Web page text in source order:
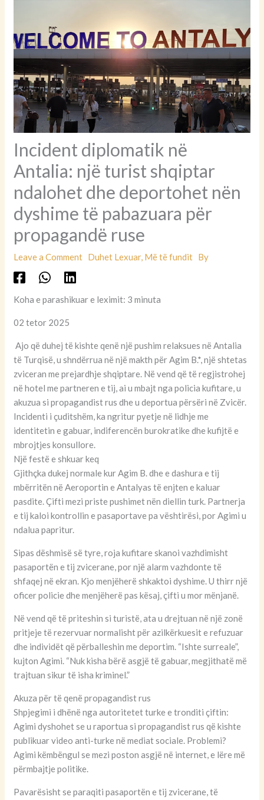
Incident diplomatik në
Antalia: një turist shqiptar
ndalohet dhe deportohet nën
dyshime të pabazuara për
propagandë ruse
Leave a Comment Duhet Lexuar, Më të fundit By
Koha e parashikuar e leximit: 3 minuta
02 tetor 2025
Ajo që duhej të kishte qenë një pushim relaksues në Antalia
të Turqisë, u shndërrua në një makth për Agim B.*, një shtetas
zviceran me prejardhje shqiptare. Në vend që të regjistrohej
në hotel me partneren e tij, ai u mbajt nga policia kufitare, u
akuzua si propagandist rus dhe u deportua përsëri në Zvicër.
Incidenti i çuditshëm, ka ngritur pyetje në lidhje me
identitetin e gabuar, indiferencën burokratike dhe kufijtë e
mbrojtjes konsullore.
Një festë e shkuar keq
Gjithçka dukej normale kur Agim B. dhe e dashura e tij
mbërritën në Aeroportin e Antalyas të enjten e kaluar
pasdite. Çifti mezi priste pushimet nën diellin turk. Partnerja
e tij kaloi kontrollin e pasaportave pa vështirësi, por Agimi u
ndalua papritur.
Sipas dëshmisë së tyre, roja kufitare skanoi vazhdimisht
pasaportën e tij zvicerane, por një alarm vazhdonte të
shfaqej në ekran. Kjo menjëherë shkaktoi dyshime. U thirr një
oficer policie dhe menjëherë pas kësaj, çifti u mor mënjanë.
Në vend që të priteshin si turistë, ata u drejtuan në një zonë
pritjeje të rezervuar normalisht për azilkërkuesit e refuzuar
dhe individët që përballeshin me deportim. “Ishte surreale”,
kujton Agimi. “Nuk kisha bërë asgjë të gabuar, megjithatë më
trajtuan sikur të isha kriminel.”
Akuza për të qenë propagandist rus
Shpjegimi i dhënë nga autoritetet turke e tronditi çiftin:
Agimi dyshohet se u raportua si propagandist rus që kishte
publikuar video anti-turke në mediat sociale. Problemi?
Agimi këmbëngul se mezi poston asgjë në internet, e lëre më
përmbajtje politike.
Pavarësisht se paraqiti pasaportën e tij zvicerane, të